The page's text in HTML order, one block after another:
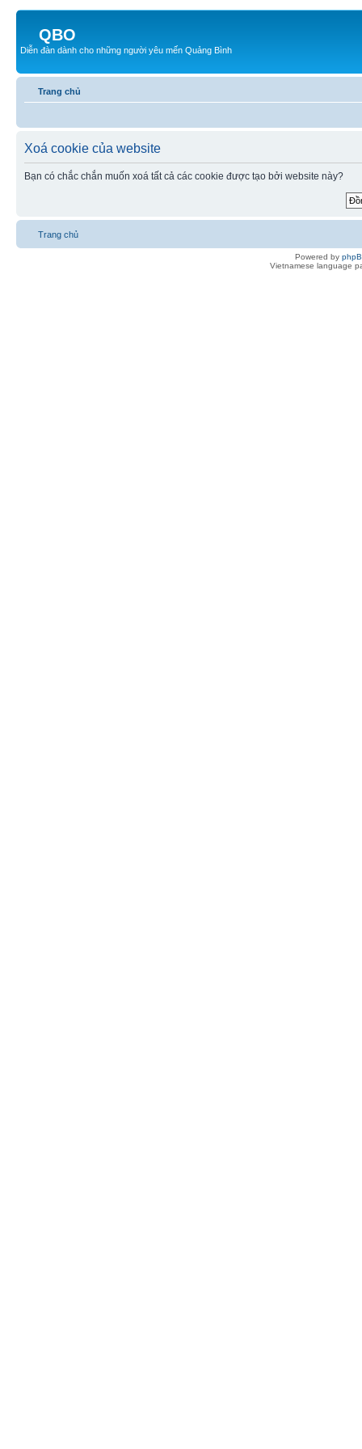
QBO
Diễn đàn dành cho những người yêu mến Quảng Bình
Trang chủ
Xoá cookie của website
Bạn có chắc chắn muốn xoá tất cả các cookie được tạo bởi website này?
Trang chủ
Powered by
Vietnamese language